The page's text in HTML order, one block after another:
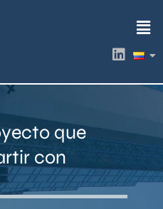
L
i
k
i
que
con